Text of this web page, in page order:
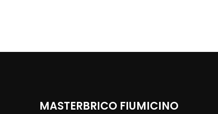
MASTERBRICO FIUMICINO